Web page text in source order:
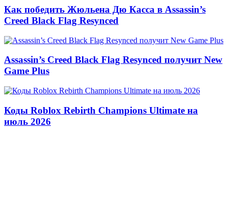
Как победить Жюльена Дю Касса в Assassin’s
Creed Black Flag Resynced
Assassin’s Creed Black Flag Resynced получит New
Game Plus
Коды Roblox Rebirth Champions Ultimate на
июль 2026